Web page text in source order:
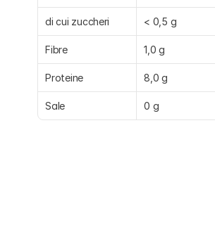
di cui zuccheri < 0,5 g
Fibre 1,0 g
Proteine 8,0 g
Sale 0 g